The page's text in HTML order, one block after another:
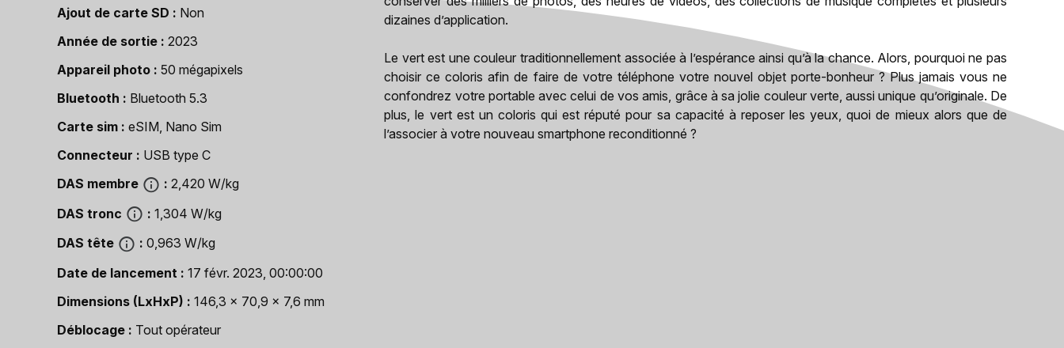
Ajout de carte SD
Non
Année de sortie
2023
Appareil photo
50 mégapixels
Bluetooth
Bluetooth 5.3
Carte sim
eSIM, Nano Sim
Connecteur
USB type C
DAS membre
2,420 W/kg
DAS tronc
1,304 W/kg
DAS tête
0,963 W/kg
Date de lancement
17 févr. 2023, 00:00:00
Dimensions (LxHxP)
146,3 x 70,9 x 7,6 mm
Déblocage
Tout opérateur
dizaines d’application.
Le vert est une couleur traditionnellement associée à l’espérance ainsi qu’à la chance. Alors, pourquoi ne pas
choisir ce coloris afin de faire de votre téléphone votre nouvel objet porte-bonheur ? Plus jamais vous ne
confondrez votre portable avec celui de vos amis, grâce à sa jolie couleur verte, aussi unique qu’originale. De
plus, le vert est un coloris qui est réputé pour sa capacité à reposer les yeux, quoi de mieux alors que de
l’associer à votre nouveau smartphone reconditionné ?